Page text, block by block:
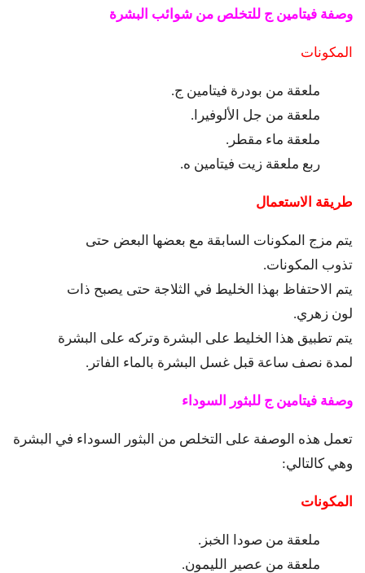
وصفة فيتامين ج للتخلص من شوائب البشرة
المكونات
ملعقة من بودرة فيتامين ج.
ملعقة من جل الألوفيرا.
ملعقة ماء مقطر.
ربع ملعقة زيت فيتامين ه.
طريقة الاستعمال
يتم مزج المكونات السابقة مع بعضها البعض حتى
تذوب المكونات.
يتم الاحتفاظ بهذا الخليط في الثلاجة حتى يصبح ذات
لون زهري.
يتم تطبيق هذا الخليط على البشرة وتركه على البشرة
لمدة نصف ساعة قبل غسل البشرة بالماء الفاتر.
وصفة فيتامين ج للبثور السوداء
تعمل هذه الوصفة على التخلص من البثور السوداء في البشرة
وهي كالتالي:
المكونات
ملعقة من صودا الخبز.
ملعقة من عصير الليمون.